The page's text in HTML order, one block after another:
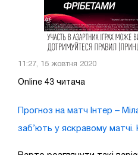
11:27, 15 жовтня 2020
Online 43 читача
Прогноз на матч Інтер –
заб’ють у яскравому матчі.